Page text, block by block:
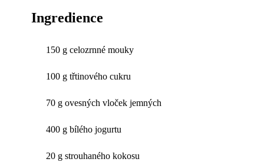
Ingredience
150 g celozrnné mouky
100 g třtinového cukru
70 g ovesných vloček jemných
400 g bílého jogurtu
20 g strouhaného kokosu